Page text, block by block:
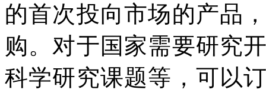
的首次投向市场的产品
购。对于国家需要研究
科学研究课题等，可以